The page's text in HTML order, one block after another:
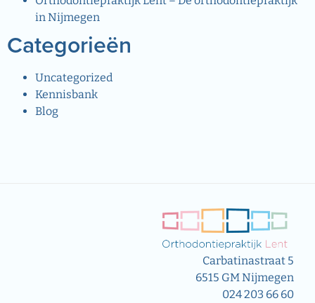
in Nijmegen
Categorieën
Uncategorized
Kennisbank
Blog
Carbatinastraat 5
6515 GM Nijmegen
024 203 66 60